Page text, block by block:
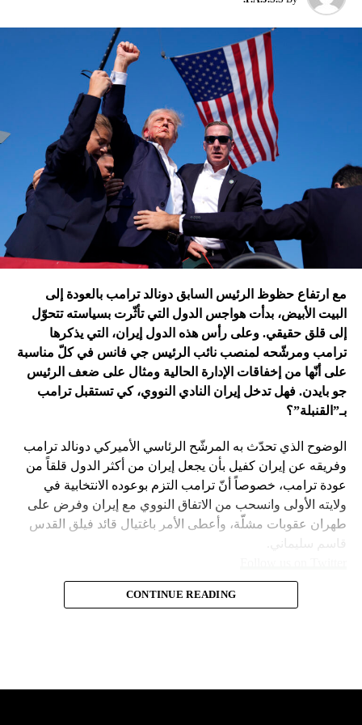
ثمّ قصف إسرائيل مستودعات النفط في الحديدة، وهو أمر لم
تقُم بمثله غارات التحالف الدولي؟ أم هي تدمير الطائرات
الإسرائيلية للمرّة الأولى مستودعاً لصواريخ الحزب في عمق
الجنوب في عدلون في قضاء الزهراني؟
ترامب الذي أكّد أنّه سينهي الحروب
التي اندلعت في عهد بايدن، قد
يضغط على إسرائيل لوقف الحرب
في غزة
إدارة بايدن ونهاية منظومة.. وانتقام نتنياهو
فتح باباً كبيراً على تحوّلات جذرية في السياسة الأميركية وتعاطي
إسرائيل معها، أبرزها:
– نهاية عهد منظومة حوله آمنت بإمكان الاتفاق مع إيران. وهي
امتداد لعهد باراك أوباما واتفاقه مع طهران على الملف النووي
مع ارتفاع حظوظ الرئيس السابق دونالد ترامب بالعودة إلى
البيت الأبيض، بدأت هواجس الدول التي تأثّرت بسياسته تتحوّل
إلى قلق حقيقي. وعلى رأس هذه الدول إيران، التي يذكرها
ترامب ومرشّحه لمنصب نائب الرئيس جي فانس في كلّ مناسبة
على أنّها من إخفاقات الإدارة الحالية ومثال على ضعف الرئيس
جو بايدن. فهل تدخل إيران النادي النووي، كي تستقبل ترامب
بـ”القنبلة”؟
الوضوح الذي تحدّث به المرشّح الرئاسي الأميركي دونالد ترامب
وفريقه عن إيران كفيل بأن يجعل إيران من أكثر الدول قلقاً من
عودة ترامب، خصوصاً أنّ ترامب التزم بوعوده الانتخابية في
ولايته الأولى وانسحب من الاتفاق النووي مع إيران وفرض على
طهران عقوبات مشلّة، وأعطى الأمر باغتيال قائد فيلق القدس
مع ارتفاع حظوظ الرئيس السابق
CONTINUE READING